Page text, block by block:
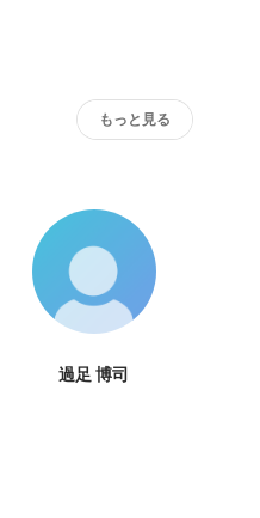
もっと見る
過足 博司